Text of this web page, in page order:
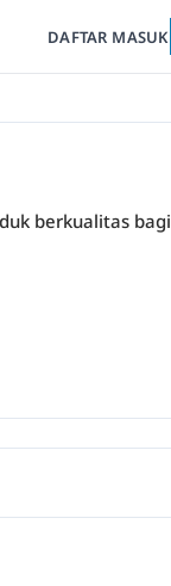
DAFTAR MASUK
berkualitas bagi